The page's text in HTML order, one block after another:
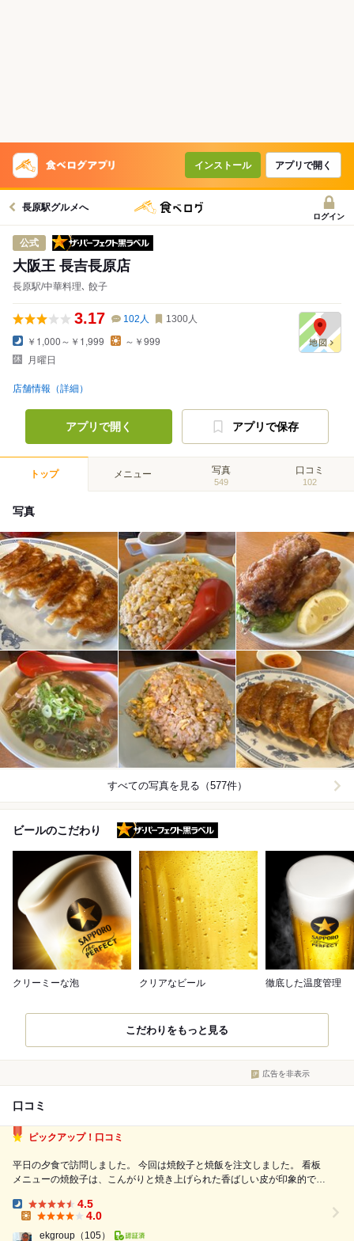
インストール アプリで開く
長原駅グルメへ
ログイン
公式
大阪王 長吉長原店
長原駅/中華料理､ 餃子
3.17 102 人 1300人
￥1,000～￥1,999
～￥999
月曜日
店舗情報（詳細）
アプリで開く アプリで保存
トップ メニュー 写真
549
口コミ
102
写真
すべての写真を見る（577件）
ビールのこだわり
クリーミーな泡 クリアなビール 徹底した温度管理
こだわりをもっと見る
広告を非表示
口コミ
ピックアップ！口コミ
平日の夕食で訪問しました。 今回は焼餃子と焼飯を注文しました。 看板
メニューの焼餃子は、こんがりと焼き上げられた香ばしい皮が印象的で、
イズで食べやすいため、つい箸が進みます。 焼飯はしっとりとしながら
も程よいパラパラ...
Dinner:
4.5
4.0
ekgroup （105）